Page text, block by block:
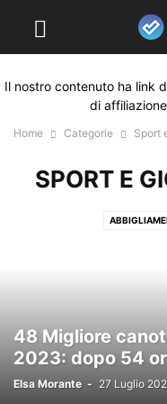
Il nostro contenuto ha link
di
Home Categorie Sport
SPORT E
ACCESSORI E
48 Migliore
2023: dopo 54
Elsa Morante - 27 Luglio